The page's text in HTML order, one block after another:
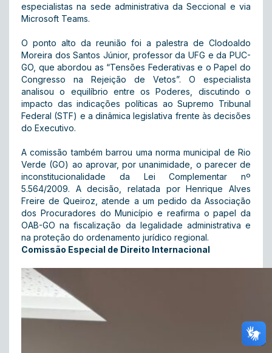
especialistas na sede administrativa da Seccional e via
Microsoft Teams.
O ponto alto da reunião foi a palestra de Clodoaldo
Moreira dos Santos Júnior, professor da UFG e da PUC-
GO, que abordou as “Tensões Federativas e o Papel do
Congresso na Rejeição de Vetos”. O especialista
analisou o equilíbrio entre os Poderes, discutindo o
impacto das indicações políticas ao Supremo Tribunal
Federal (STF) e a dinâmica legislativa frente às decisões
do Executivo.
A comissão também barrou uma norma municipal de Rio
Verde (GO) ao aprovar, por unanimidade, o parecer de
inconstitucionalidade da Lei Complementar nº
5.564/2009. A decisão, relatada por Henrique Alves
Freire de Queiroz, atende a um pedido da Associação
dos Procuradores do Município e reafirma o papel da
OAB-GO na fiscalização da legalidade administrativa e
na proteção do ordenamento jurídico regional.
Comissão Especial de Direito Internacional